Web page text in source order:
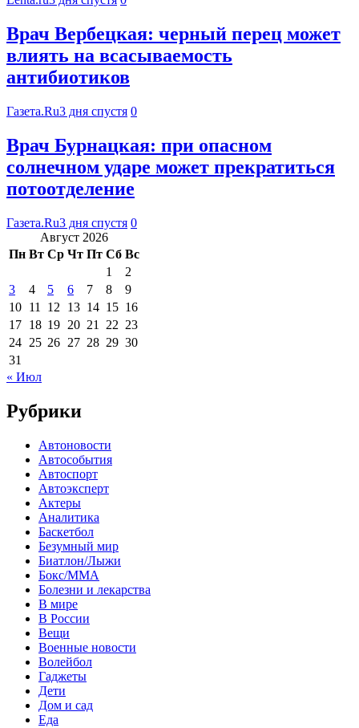
Врач Вербецкая: черный перец может
влиять на всасываемость
антибиотиков
Газета.Ru3 дня спустя 0
Врач Бурнацкая: при опасном
солнечном ударе может прекратиться
потоотделение
Газета.Ru3 дня спустя 0
Август 2026
Пн Вт Ср Чт Пт Сб Вс
1
2
3
4 5 6 7 8
9
10 11 12 13 14 15 16
17 18 19 20 21 22 23
24 25 26 27 28 29 30
31
« Июл
Рубрики
Автоновости
Автособытия
Автоспорт
Автоэксперт
Актеры
Аналитика
Баскетбол
Безумный мир
Биатлон/Лыжи
Бокс/MMA
Болезни и лекарства
В мире
В России
Вещи
Военные новости
Волейбол
Гаджеты
Дети
Дом и сад
Еда